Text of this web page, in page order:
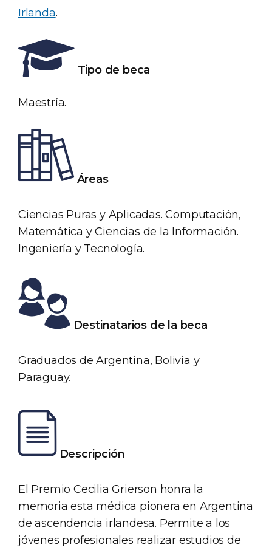
Irlanda.
Tipo de beca
Maestría.
Áreas
Ciencias Puras y Aplicadas. Computación,
Matemática y Ciencias de la Información.
Ingeniería y Tecnología.
Destinatarios de la beca
Graduados de Argentina, Bolivia y
Paraguay.
Descripción
El Premio Cecilia Grierson honra la
memoria esta médica pionera en Argentina
de ascendencia irlandesa. Permite a los
jóvenes profesionales realizar estudios de